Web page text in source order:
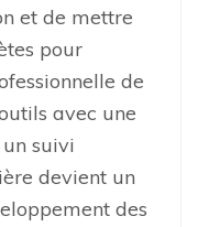
et de mettre
pour
de
avec une
suivi
devient un
des